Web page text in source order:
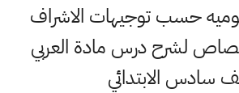
حسب توجيهات الاشراف
لشرح درس مادة العربي
سادس الابتدائي